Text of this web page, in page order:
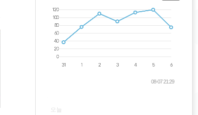
08-07 21:29
오늘